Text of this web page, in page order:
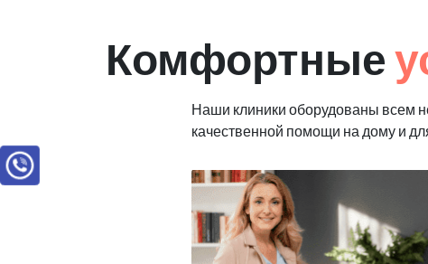
Комфортные
Наши клиники оборудованы всем
качественной помощи на дому и